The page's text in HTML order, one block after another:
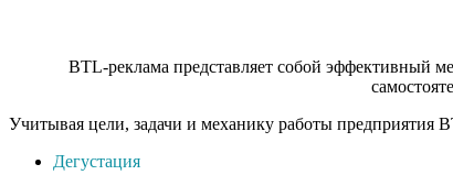
BTL-реклама представляет собой эффективный
Учитывая цели, задачи и механику работы предприятия
Дегустация